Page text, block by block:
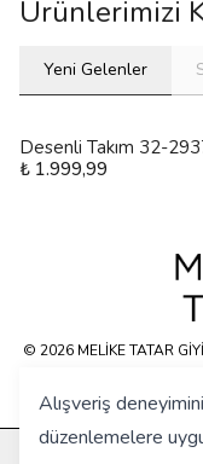
Alışveriş
düzenlemelere
Ürünlerimizi
Yeni Gelenler
Desenli Takım 32-
₺ 1.999,99
KURUMSAL
© 2026 MELİKE TATAR